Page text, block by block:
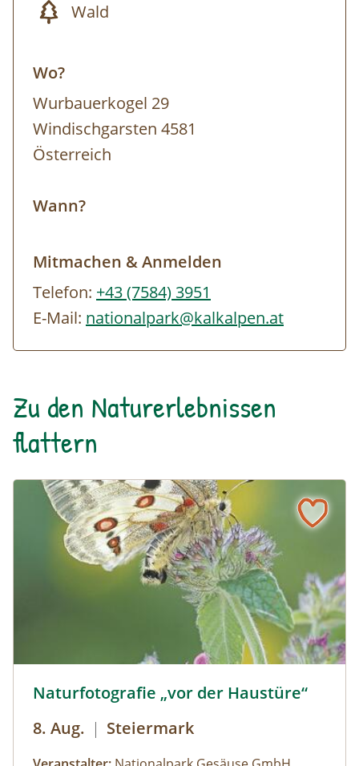
Wald
Wo?
Wurbauerkogel 29
Windischgarsten 4581
Österreich
Wann?
Mitmachen & Anmelden
Telefon: +43 (7584) 3951
E-Mail: nationalpark@kalkalpen.at
Zu den Naturerlebnissen
flattern
Naturfotografie „vor der Haustüre“
8. Aug. | Steiermark